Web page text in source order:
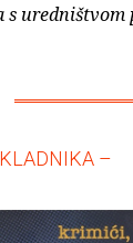
s uredništvom
–